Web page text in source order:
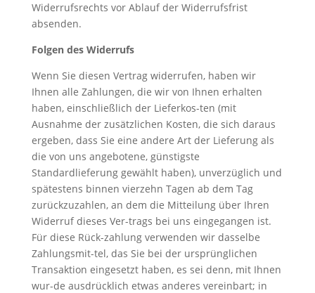
Widerrufsrechts vor Ablauf der Widerrufsfrist
absenden.
Folgen des Widerrufs
Wenn Sie diesen Vertrag widerrufen, haben wir
Ihnen alle Zahlungen, die wir von Ihnen erhalten
haben, einschließlich der Lieferkos-ten (mit
Ausnahme der zusätzlichen Kosten, die sich daraus
ergeben, dass Sie eine andere Art der Lieferung als
die von uns angebotene, günstigste
Standardlieferung gewählt haben), unverzüglich und
spätestens binnen vierzehn Tagen ab dem Tag
zurückzuzahlen, an dem die Mitteilung über Ihren
Widerruf dieses Ver-trags bei uns eingegangen ist.
Für diese Rück-zahlung verwenden wir dasselbe
Zahlungsmit-tel, das Sie bei der ursprünglichen
Transaktion eingesetzt haben, es sei denn, mit Ihnen
wur-de ausdrücklich etwas anderes vereinbart; in